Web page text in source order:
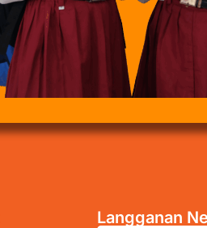
Langganan